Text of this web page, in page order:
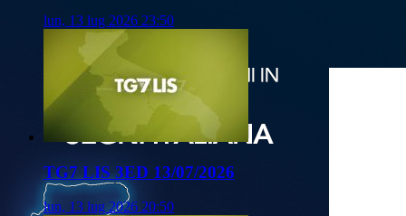
lun, 13 lug 2026 23:50
TG7 LIS 3ED 13/07/2026
lun, 13 lug 2026 20:50